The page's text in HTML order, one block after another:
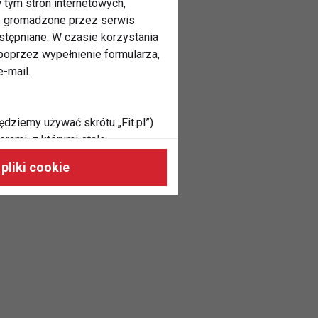
tym stron internetowych,
gromadzone przez serwis
W czasie korzystania
wypełnienie formularza,
mail.
używać skrótu „Fit.pl”)
z którymi stale
cookie